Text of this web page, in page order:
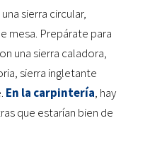
sierra circular,
mesa. Prepárate para
una sierra caladora,
sierra ingletante
En la carpintería, hay
que estarían bien de